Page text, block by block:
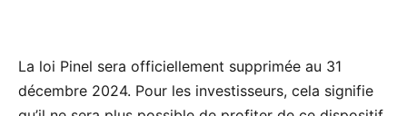
La loi Pinel sera officiellement supprimée au 31
décembre 2024. Pour les investisseurs, cela signifie